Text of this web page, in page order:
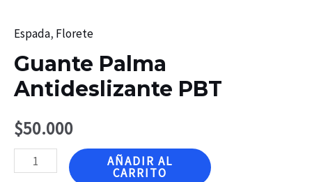
Espada, Florete
Guante Palma
Antideslizante PBT
$50.000
Guante
AÑADIR AL
CARRITO